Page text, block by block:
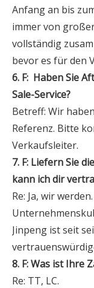
Anfang an bis
immer von
vollständig
bevor es für den
6. F: Haben Sie
Sale-Service?
Betreff: Wir
Referenz. Bitte
Verkaufsleiter.
7. F: Liefern Sie
kann ich dir
Re: Ja, wir
Jinpeng ist seit
8. F: Was ist Ihre
Re: TT, LC.